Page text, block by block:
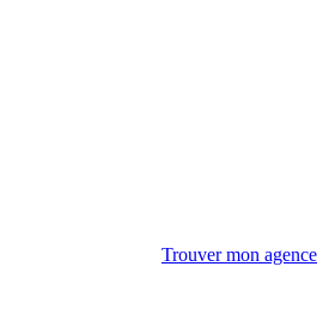
Trouver mon agence